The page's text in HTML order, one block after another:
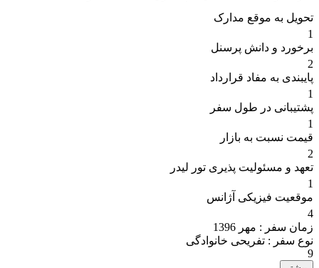
تحویل به موقع مدارک
1
برخورد و دانش پرسنل
2
پایبندی به مفاد قرارداد
1
پشتیبانی در طول سفر
1
قیمت نسبت به بازار
2
تعهد و مسئولیت پذیری تور لیدر
1
موقعیت فیزیکی آژانس
4
زمان سفر : مهر 1396
نوع سفر : تفریحی خانوادگی
9